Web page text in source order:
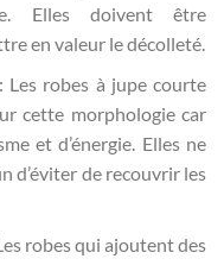
Elles doivent être
en valeur le décolleté.
robes à jupe courte
cette morphologie car
et d’énergie. Elles ne
d’éviter de recouvrir les
robes qui ajoutent des